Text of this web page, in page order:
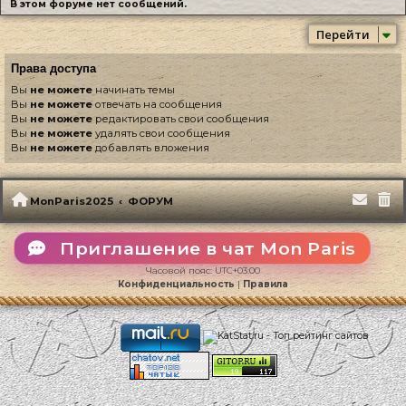
В этом форуме нет сообщений.
Перейти
Права доступа
Выне можете начинать темы
Вы не можетеотвечать на сообщения
Вы не можетередактировать свои сообщения
Вы не можете удалять свои сообщения
Вы не можетедобавлять вложения
MonParis2025 ФОРУМ
Приглашение в чат Mon Paris
Часовой пояс:UTC+03:00
Конфиденциальность|Правила